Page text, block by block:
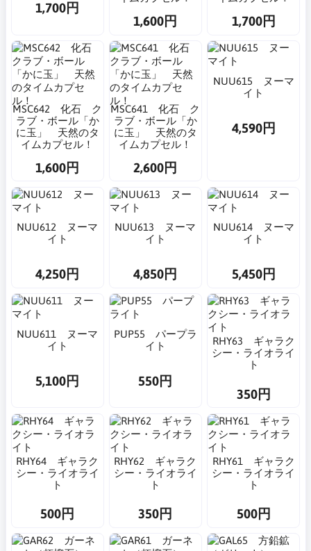
1,700円
1,600円 1,700円
MSC642 化石 ク
ラブ・ボール「か
に玉」 天然のタ
イムカプセル！
1,600円
MSC641 化石 ク
ラブ・ボール「か
に玉」 天然のタ
イムカプセル！
2,600円
NUU615 ヌーマ
イト
4,590円
NUU612 ヌーマ
イト
4,250円
NUU613 ヌーマ
イト
4,850円
NUU614 ヌーマ
イト
5,450円
NUU611 ヌーマ
イト
5,100円
PUP55 パープラ
イト
550円
RHY63 ギャラク
シー・ライオライ
ト
350円
RHY64 ギャラク
シー・ライオライ
ト
500円
RHY62 ギャラク
シー・ライオライ
ト
350円
RHY61 ギャラク
シー・ライオライ
ト
500円